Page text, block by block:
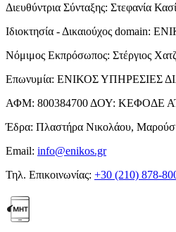
Διευθύντρια Σύνταξης: Στεφανία
Ιδιοκτησία - Δικαιούχος domain:
Νόμιμος Εκπρόσωπος: Στέργιος
Επωνυμία: ΕΝΙΚΟΣ ΥΠΗΡΕΣΙΕΣ
ΑΦΜ: 800384700 ΔΟΥ: ΚΕΦΟΔΕ
Έδρα: Πλαστήρα Νικολάου,
Email: info@enikos.gr
Τηλ. Επικοινωνίας: +30 (210) 878-